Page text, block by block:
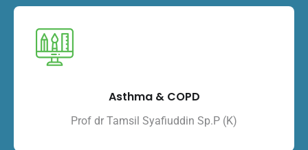
Asthma & COPD
Prof dr Tamsil Syafiuddin Sp.P (K)